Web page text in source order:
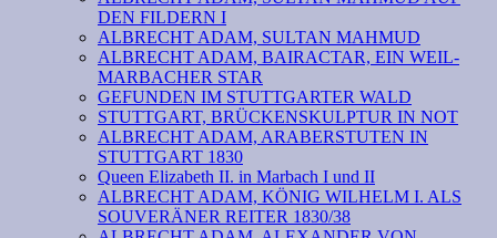
DEN FILDERN I
ALBRECHT ADAM, SULTAN MAHMUD
ALBRECHT ADAM, BAIRACTAR, EIN WEIL-
MARBACHER STAR
GEFUNDEN IM STUTTGARTER WALD
STUTTGART, BRÜCKENSKULPTUR IN NOT
ALBRECHT ADAM, ARABERSTUTEN IN
STUTTGART 1830
Queen Elizabeth II. in Marbach I und II
ALBRECHT ADAM, KÖNIG WILHELM I. ALS
SOUVERÄNER REITER 1830/38